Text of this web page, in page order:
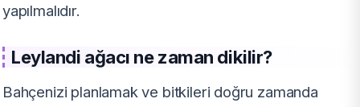
yapılmalıdır.
Leylandi ağacı ne zaman dikilir?
Bahçenizi planlamak ve bitkileri doğru zamanda